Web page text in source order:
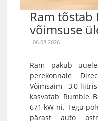
Ram tõstab
võimsuse
06.08.2026
Ram pakub
perekonnale
Võimsaim 3,0-
kasvatab Rumble
671 kW-ni. Tegu
pärast auto